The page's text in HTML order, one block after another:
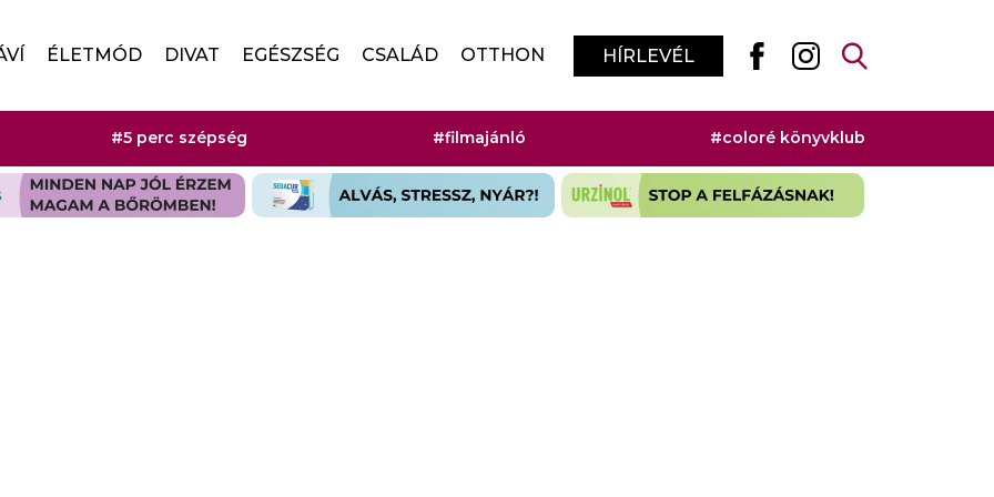
ÉLETMÓD DIVAT EGÉSZSÉG CSALÁD OTTHON HÍRLEVÉL
#5 perc szépség #filmajánló #coloré könyvklub